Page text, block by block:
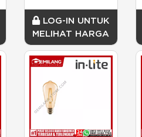
LOG-IN UNTUK
MELIHAT HARGA